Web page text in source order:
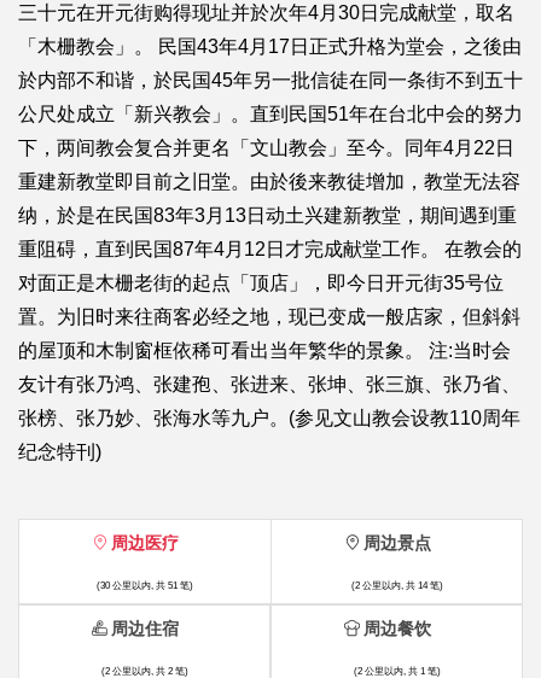
三十元在开元街购得现址并於次年4月30日完成献堂，取名
「木栅教会」。 民国43年4月17日正式升格为堂会，之後由
於内部不和谐，於民国45年另一批信徒在同一条街不到五十
公尺处成立「新兴教会」。直到民国51年在台北中会的努力
下，两间教会复合并更名「文山教会」至今。同年4月22日
重建新教堂即目前之旧堂。由於後来教徒增加，教堂无法容
纳，於是在民国83年3月13日动土兴建新教堂，期间遇到重
重阻碍，直到民国87年4月12日才完成献堂工作。 在教会的
对面正是木栅老街的起点「顶店」，即今日开元街35号位
置。为旧时来往商客必经之地，现已变成一般店家，但斜斜
的屋顶和木制窗框依稀可看出当年繁华的景象。 注:当时会
友计有张乃鸿、张建孢、张进来、张坤、张三旗、张乃省、
张榜、张乃妙、张海水等九户。(参见文山教会设教110周年
纪念特刊)
周边医疗
(30 公里以内, 共 51 笔)
周边景点
(2 公里以内, 共 14 笔)
周边住宿
(2 公里以内, 共 2 笔)
周边餐饮
(2 公里以内, 共 1 笔)